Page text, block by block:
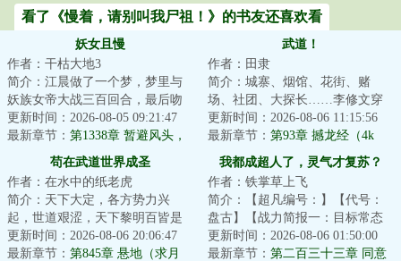
看了《慢着，请别叫我尸祖！》的书友还喜欢看
妖女且慢
作者：干枯大地3
简介：江晨做了一个梦，梦里与
妖族女帝大战三百回合，最后吻
了女帝。本来以为只是一场梦，
没想到梦醒之后...
更新时间：2026-08-05 09:21:47
最新章节： 第1338章 暂避风头，
寻仇上门
武道！
作者：田隶
简介：城寨、烟馆、花街、赌
场、社团、大探长……李修文穿
越到了殖民政府统治下的香海，
此世江湖余温尚在...
更新时间：2026-08-06 11:15:56
最新章节： 第93章 撼龙经（4k
字，求月票）
苟在武道世界成圣
作者：在水中的纸老虎
简介：天下大定，各方势力兴
起，世道艰涩，天下黎明百皆是
生活在水深火热当中。出身微末
的徐修身负【天道...
更新时间：2026-08-06 20:06:47
最新章节： 第845章 悬地（求月
我都成超人了，灵气才复苏？
作者：铁掌草上飞
简介：【超凡编号：】【代号：
盘古】【战力简报一：目标常态
为普通青年男性，具备远超生物
极限的肉体强度...
更新时间：2026-08-06 01:50:00
最新章节： 第二百三十三章 同意